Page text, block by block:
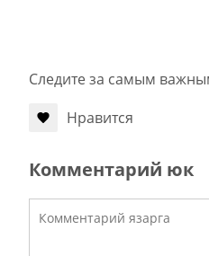
Следите за самым
Нравится
Комментарий юк